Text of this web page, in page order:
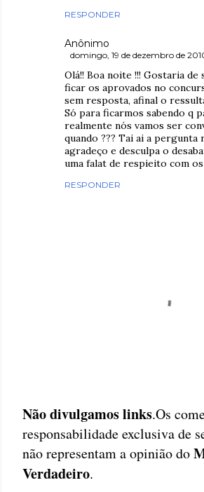
RESPONDER
Anônimo
domingo, 19 de dezembro de
Olá!! Boa noite !!! Gostaria de
ficar os aprovados no
sem resposta, afinal o
Só para ficarmos sabendo q
realmente nós vamos ser
quando ??? Tai ai a pergunta
agradeço e desculpa o
uma falat de respieito com os
RESPONDER
P
o
s
Não divulgamos links.Os
responsabilidade exclusiva de
não representam a opinião do
Verdadeiro.